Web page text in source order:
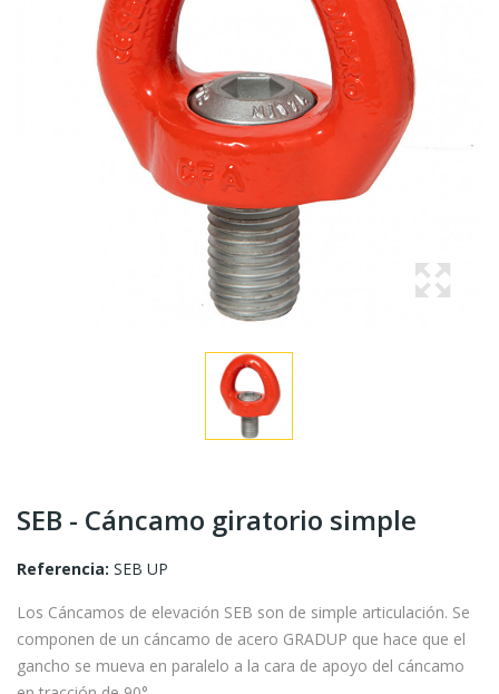
SEB - Cáncamo giratorio simple
Referencia: SEB UP
Los Cáncamos de elevación SEB son de simple articulación. Se
componen de un cáncamo de acero GRADUP que hace que el
gancho se mueva en paralelo a la cara de apoyo del cáncamo